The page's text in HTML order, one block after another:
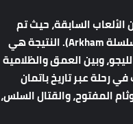
الألعابالسابقة،حيثتم
النتيجةهي
وبينالعمقوالظلامية
فيرحلةعبرتاريخباتمان
المفتوح،والقتالالسلس،